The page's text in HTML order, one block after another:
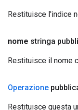
Restituisce l'indice
nome stringa
Restituisce il nome
Operazione
Restituisce questa